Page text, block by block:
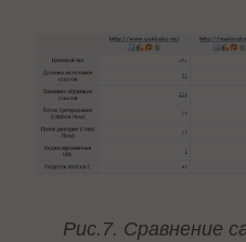
Рис.7. Сравнение